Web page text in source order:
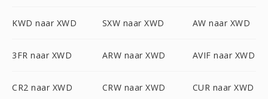
KWD naar XWD SXW naar XWD AW naar XWD
3FR naar XWD ARW naar XWD AVIF naar XWD
CR2 naar XWD CRW naar XWD CUR naar XWD